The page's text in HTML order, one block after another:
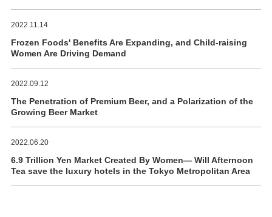
2022.11.14
Frozen Foods' Benefits Are Expanding, and Child-raising
Women Are Driving Demand
2022.09.12
The Penetration of Premium Beer, and a Polarization of the
Growing Beer Market
2022.06.20
6.9 Trillion Yen Market Created By Women― Will Afternoon
Tea save the luxury hotels in the Tokyo Metropolitan Area